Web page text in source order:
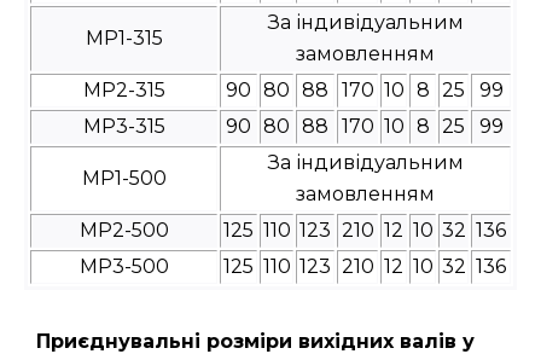
МР1-315
За індивідуальним
замовленням
МР2-315
90 80 88 170 10 8 25
99
МР3-315
90 80 88 170 10 8 25 99
МР1-500
За індивідуальним
замовленням
МР2-500
125 110 123 210 12 10 32 136
МР3-500
125 110 123 210 12 10 32 136
Приєднувальні розміри вихідних валів у